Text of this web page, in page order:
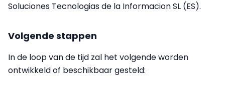
Soluciones Tecnologias de la Informacion SL (ES).
Volgende stappen
In de loop van de tijd zal het volgende worden
ontwikkeld of beschikbaar gesteld: